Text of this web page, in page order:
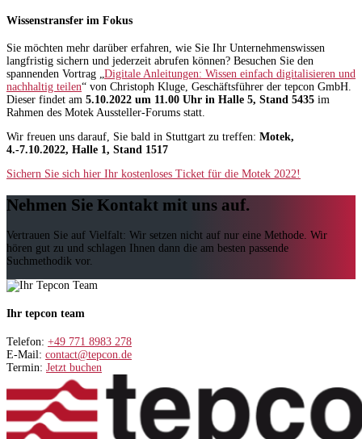
Wissenstransfer im Fokus
Sie möchten mehr darüber erfahren, wie Sie Ihr Unternehmenswissen
langfristig sichern und jederzeit abrufen können? Besuchen Sie den
spannenden Vortrag „Digitale Anleitungen: Wissen einfach digitalisieren und
nachhaltig teilen“ von Christoph Kluge, Geschäftsführer der tepcon GmbH.
Dieser findet am 5.10.2022 um 11.00 Uhr in Halle 5, Stand 5435 im
Rahmen des Motek Aussteller-Forums statt.
Wir freuen uns darauf, Sie bald in Stuttgart zu treffen: Motek,
4.-7.10.2022, Halle 1, Stand 1517
Sichern Sie sich hier Ihr kostenloses Ticket für die Motek 2022!
Nehmen Sie Kontakt mit uns auf.
Vertrauen Sie auf Vielfalt: Wir setzen nicht auf nur eine Methode. Wir
hören gut zu und schlagen Ihnen dann die am besten passende
Suchmethodik vor.
Ihr tepcon team
Telefon: +49 771 8983 278
E-Mail: contact@tepcon.de
Termin: Jetzt buchen